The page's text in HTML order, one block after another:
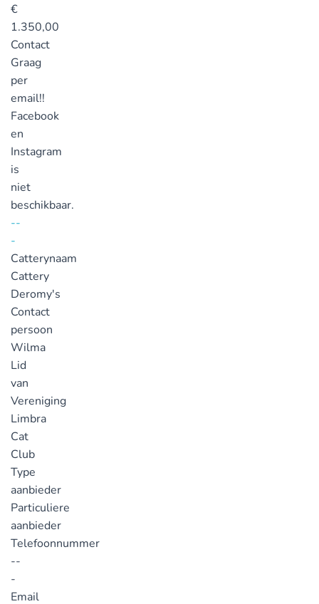
€
1.350,00
Contact
Graag
per
email!!
Facebook
en
Instagram
is
niet
beschikbaar.
--
-
Catterynaam
Cattery
Deromy's
Contact
persoon
Wilma
Lid
van
Vereniging
Limbra
Cat
Club
Type
aanbieder
Particuliere
aanbieder
Telefoonnummer
--
-
Email